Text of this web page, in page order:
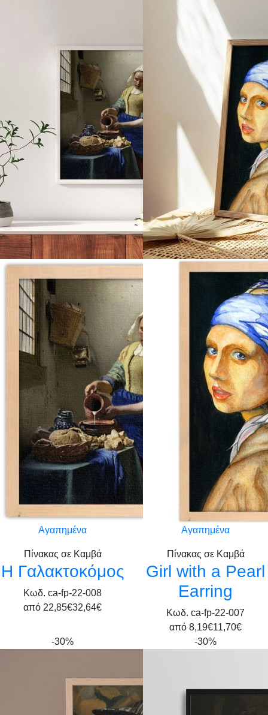
Αγαπημένα
Πίνακας σε Καμβά
Η Γαλακτοκόμος
Κωδ. ca-fp-22-008
από 22,85€32,64€
Αγαπημένα
Πίνακας σε Καμβά
Girl with a Pearl
Earring
Κωδ. ca-fp-22-007
από 8,19€11,70€
-30%
-30%